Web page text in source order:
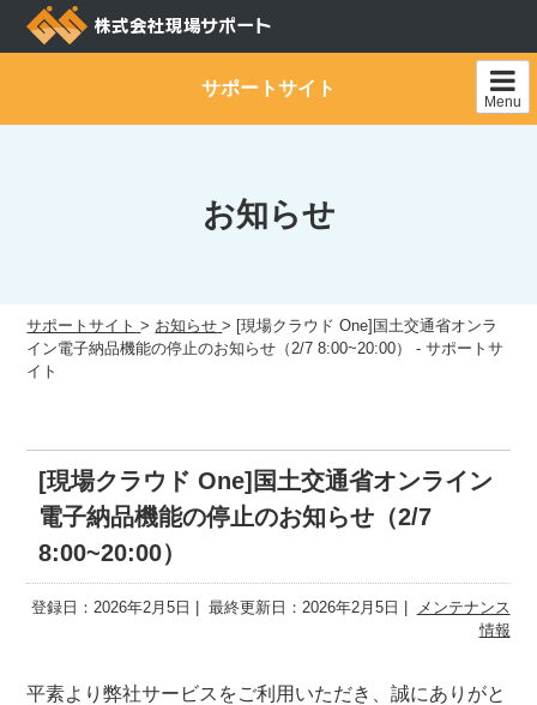
Skip
サポートサイト
Menu
お知らせ
サポートサイト > お知らせ > [現場クラウド One]国土交通省オンラ
イン電子納品機能の停止のお知らせ（2/7 8:00~20:00） - サポートサ
イト
[現場クラウド One]国土交通省オンライン
電子納品機能の停止のお知らせ（2/7
8:00~20:00）
登録日：2026年2月5日 最終更新日：2026年2月5日
メンテナンス
情報
平素より弊社サービスをご利用いただき、誠にありがと